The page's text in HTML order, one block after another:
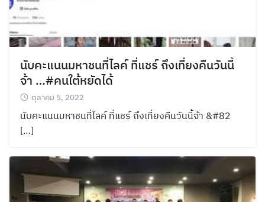
นับคะแนนมหาชนที่ไลค์ ที่แชร์ ถึงเที่ยงคืนวันนี้
จ้า …#คนใต้หยัดได้
ตุลาคม 5, 2022
นับคะแนนมหาชนที่ไลค์ ที่แชร์ ถึงเที่ยงคืนวันนี้จ้า &#82
[…]